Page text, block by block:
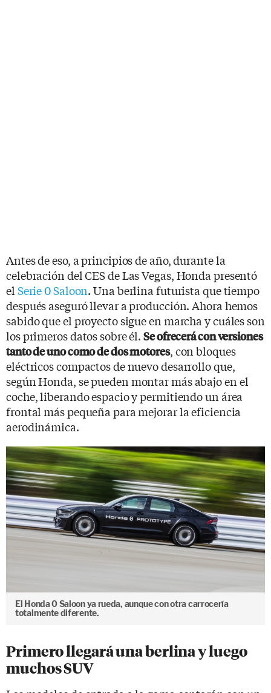
Antes de eso, a principios de año, durante la
celebración del CES de Las Vegas, Honda presentó
el Serie 0 Saloon. Una berlina futurista que tiempo
después aseguró llevar a producción. Ahora hemos
sabido que el proyecto sigue en marcha y cuáles son
los primeros datos sobre él.Se ofrecerá con versiones
tanto de uno como de dos motores, con bloques
eléctricos compactos de nuevo desarrollo que,
según Honda, se pueden montar más abajo en el
coche, liberando espacio y permitiendo un área
frontal más pequeña para mejorar la eficiencia
aerodinámica.
El Honda 0 Saloon ya rueda, aunque con otra carrocería
totalmente diferente.
Primero llegará una berlina y luego
muchos SUV